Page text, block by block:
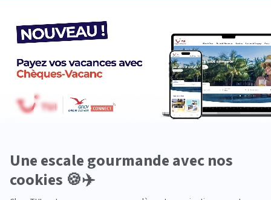
Neige
Plongée
Premium